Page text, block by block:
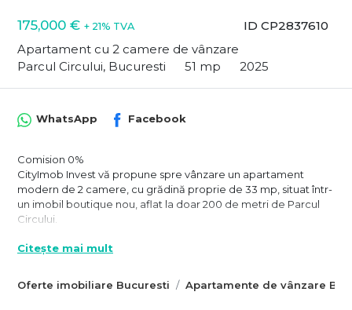
ID CP2837610
175,000 € + 21% TVA
Apartament cu 2 camere de vânzare
Parcul Circului, Bucuresti
51 mp 2025
Oferte imobiliare Bucuresti Apartamente de vânzare
WhatsApp Facebook
Comision 0%
CityImob Invest vă propune spre vânzare un apartament
modern de 2 camere, cu grădină proprie de 33 mp, situat într-
un imobil boutique nou, aflat la doar 200 de metri de Parcul
Circului.
acces rapid la natură, în una dintre cele mai frumoase zone ale
Apartamentul are 51 mp utili, este situat la parter și beneficiază
Citește mai mult